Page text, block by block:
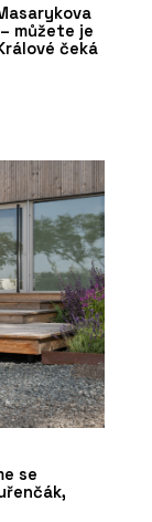
můžete je
čeká
se